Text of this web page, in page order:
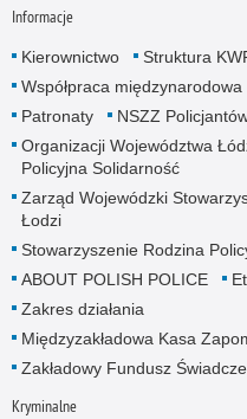
Informacje
Kierownictwo Struktura
Współpraca międzynarodowa
Patronaty
NSZZ
Organizacji Województwa
Policyjna Solidarność
Zarząd Wojewódzki
Łodzi
Stowarzyszenie Rodzina
ABOUT POLISH POLICE
Zakres działania
Międzyzakładowa Kasa
Zakładowy Fundusz
Kryminalne